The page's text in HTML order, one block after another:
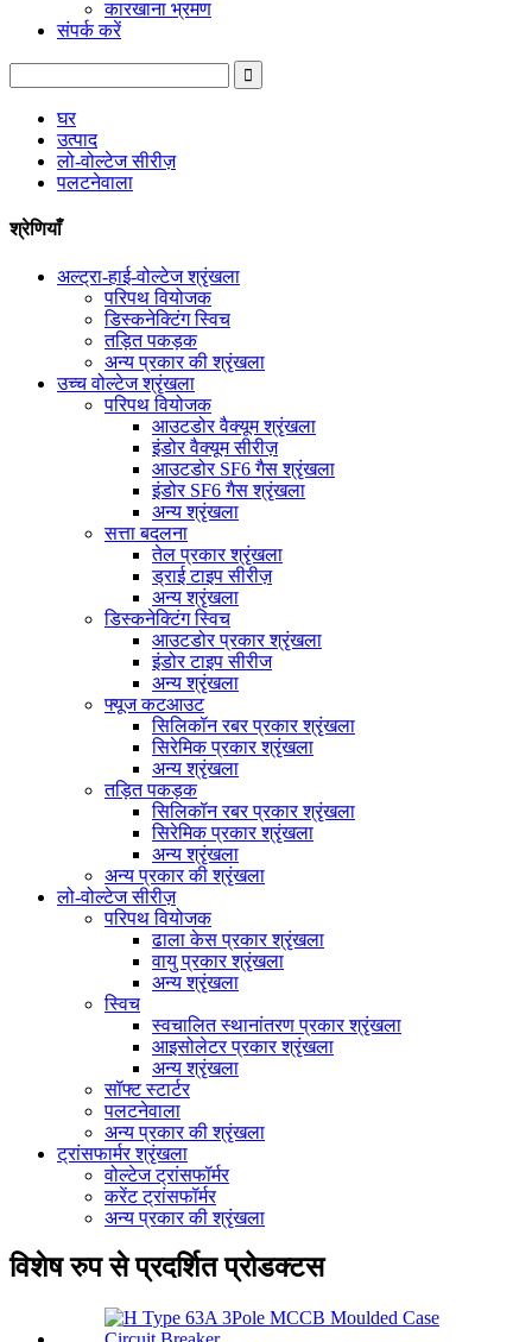
कारखाना भ्रमण
संपर्क करें
घर
उत्पाद
लो-वोल्टेज सीरीज़
पलटनेवाला
श्रेणियाँ
अल्ट्रा-हाई-वोल्टेज श्रृंखला
परिपथ वियोजक
डिस्कनेक्टिंग स्विच
तड़ित पकड़क
अन्य प्रकार की श्रृंखला
उच्च वोल्टेज श्रृंखला
परिपथ वियोजक
आउटडोर वैक्यूम श्रृंखला
इंडोर वैक्यूम सीरीज़
आउटडोर SF6 गैस श्रृंखला
इंडोर SF6 गैस श्रृंखला
अन्य श्रृंखला
सत्ता बदलना
तेल प्रकार श्रृंखला
ड्राई टाइप सीरीज़
अन्य श्रृंखला
डिस्कनेक्टिंग स्विच
आउटडोर प्रकार श्रृंखला
इंडोर टाइप सीरीज
अन्य श्रृंखला
फ्यूज कटआउट
सिलिकॉन रबर प्रकार श्रृंखला
सिरेमिक प्रकार श्रृंखला
अन्य श्रृंखला
तड़ित पकड़क
सिलिकॉन रबर प्रकार श्रृंखला
सिरेमिक प्रकार श्रृंखला
अन्य श्रृंखला
अन्य प्रकार की श्रृंखला
लो-वोल्टेज सीरीज़
परिपथ वियोजक
ढाला केस प्रकार श्रृंखला
वायु प्रकार श्रृंखला
अन्य श्रृंखला
स्विच
स्वचालित स्थानांतरण प्रकार श्रृंखला
आइसोलेटर प्रकार श्रृंखला
अन्य श्रृंखला
सॉफ्ट स्टार्टर
पलटनेवाला
अन्य प्रकार की श्रृंखला
ट्रांसफार्मर श्रृंखला
वोल्टेज ट्रांसफॉर्मर
करेंट ट्रांसफॉर्मर
अन्य प्रकार की श्रृंखला
विशेष रुप से प्रदर्शित प्रोडक्टस